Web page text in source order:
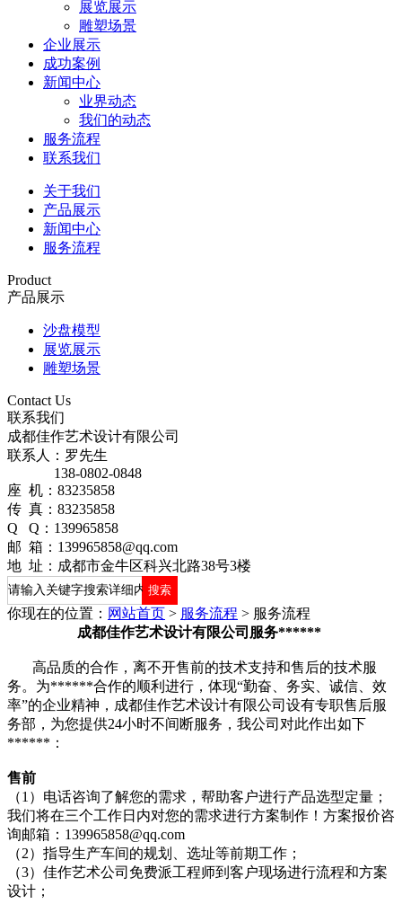
展览展示
雕塑场景
企业展示
成功案例
新闻中心
业界动态
我们的动态
服务流程
联系我们
关于我们
产品展示
新闻中心
服务流程
Product
产品展示
沙盘模型
展览展示
雕塑场景
Contact Us
联系我们
成都佳作艺术设计有限公司
联系人：罗先生
138-0802-0848
座 机：83235858
传 真：83235858
Q Q：139965858
邮 箱：139965858@qq.com
地 址：成都市金牛区科兴北路38号3楼
你现在的位置： 网站首页 > 服务流程 > 服务流程
成都佳作艺术设计有限公司服务******
高品质的合作，离不开售前的技术支持和售后的技术服
务。为******合作的顺利进行，体现“勤奋、务实、诚信、效
率”的企业精神，成都佳作艺术设计有限公司设有专职售后服
务部，为您提供24小时不间断服务，我公司对此作出如下
******：
售前
（1）电话咨询了解您的需求，帮助客户进行产品选型定量；
我们将在三个工作日内对您的需求进行方案制作！方案报价咨
询邮箱：139965858@qq.com
（2）指导生产车间的规划、选址等前期工作；
（3）佳作艺术公司免费派工程师到客户现场进行流程和方案
设计；